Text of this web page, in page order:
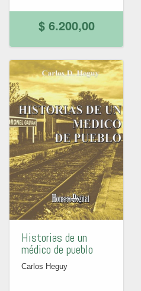
$ 6.200,00
Historias de un
médico de pueblo
Carlos Heguy